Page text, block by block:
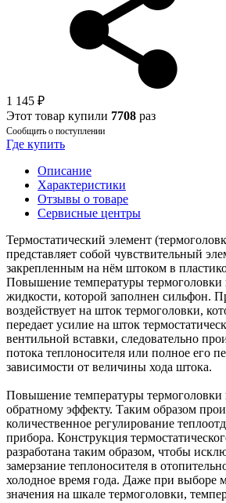
1 145 ₽
Этот товар купили 7708 раз
Сообщить о поступлении
Где купить
Описание
Характеристики
Отзывы о товаре
Сервисные центры
Термостатический элемент
представляет собой чувствительный
закрепленным на нём штоком в
Повышение температуры термоголовки
жидкости, которой заполнен сильфон.
воздействует на шток термоголовки,
передает усилие на шток
вентильной вставки, следовательно
потока теплоносителя или полное его
зависимости от величины хода штока.
Повышение температуры термоголовки
обратному эффекту. Таким образом
количественное регулирование
прибора. Конструкция
разработана таким образом, чтобы
замерзание теплоносителя в
холодное время года. Даже при выборе
значения на шкале термоголовки,